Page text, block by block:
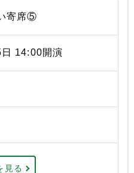
寄席⑤
14:00開演
見る